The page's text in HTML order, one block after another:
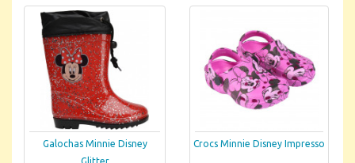
Galochas Minnie Disney
Crocs Minnie Disney Impresso